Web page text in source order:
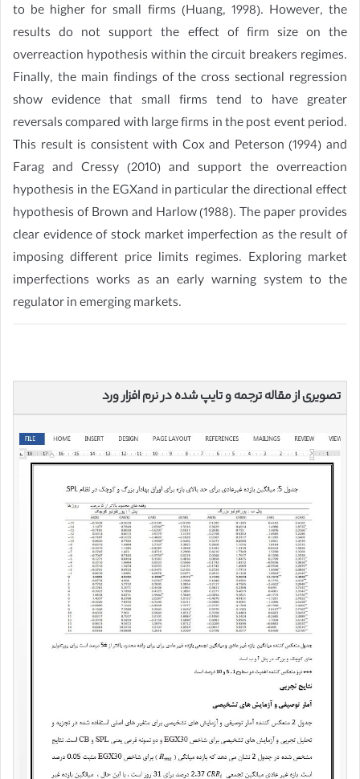
to be higher for small firms (Huang, 1998). However, the
results do not support the effect of firm size on the
overreaction hypothesis within the circuit breakers regimes.
Finally, the main findings of the cross sectional regression
show evidence that small firms tend to have greater
reversals compared with large firms in the post event period.
This result is consistent with Cox and Peterson (1994) and
Farag and Cressy (2010) and support the overreaction
hypothesis in the EGXand in particular the directional effect
hypothesis of Brown and Harlow (1988). The paper provides
clear evidence of stock market imperfection as the result of
imposing different price limits regimes. Exploring market
imperfections works as an early warning system to the
regulator in emerging markets.
تصویری از مقاله ترجمه و تایپ شده در نرم افزار ورد